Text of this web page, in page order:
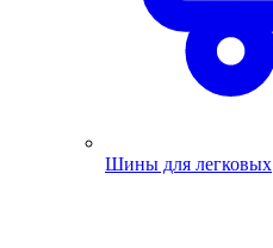
Шины для легковых